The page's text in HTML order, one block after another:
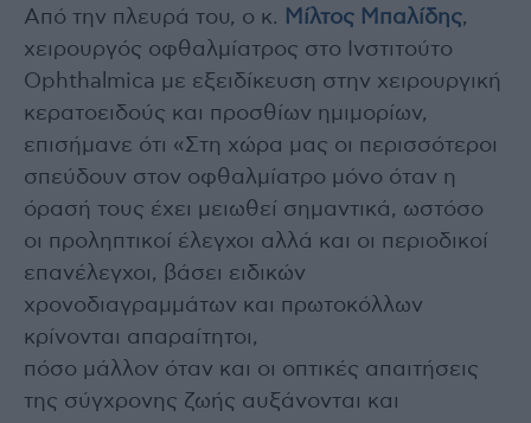
Από την πλευρά του, ο κ. Μίλτος Μπαλίδης,
χειρουργός οφθαλμίατρος στο Ινστιτούτο
Ophthalmica με εξειδίκευση στην χειρουργική
κερατοειδούς και προσθίων ημιμορίων,
επισήμανε ότι «Στη χώρα μας οι περισσότεροι
σπεύδουν στον οφθαλμίατρο μόνο όταν η
όρασή τους έχει μειωθεί σημαντικά, ωστόσο
οι προληπτικοί έλεγχοι αλλά και οι περιοδικοί
επανέλεγχοι, βάσει ειδικών
χρονοδιαγραμμάτων και πρωτοκόλλων
κρίνονται απαραίτητοι,
πόσο μάλλον όταν και οι οπτικές απαιτήσεις
της σύγχρονης ζωής αυξάνονται και